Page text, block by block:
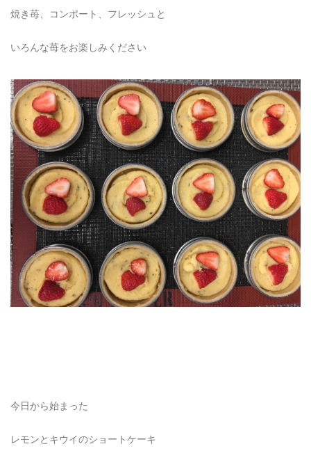
焼き苺、コンポート、フレッシュと
いろんな苺をお楽しみください
今日から始まった
レモンとキウイのショートケーキ